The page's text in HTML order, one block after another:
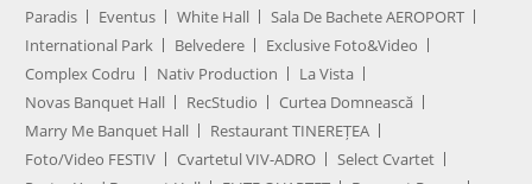
Paradis
Eventus White Hall
Sala De Bachete AEROPORT
International Park
Belvedere
Exclusive Foto&Video
Complex Codru
Nativ Production
La Vista
Novas Banquet Hall
RecStudio
Curtea Domnească
Marry Me Banquet Hall
Restaurant TINEREȚEA
Foto/Video FESTIV
Cvartetul VIV-ADRO
Select Cvartet